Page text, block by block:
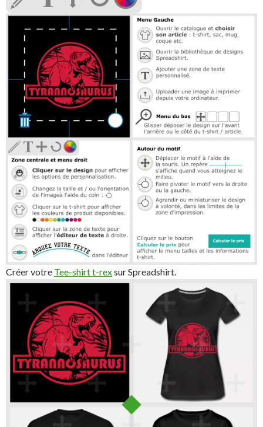
Créer votre Tee-shirt t-rexsur Spreadshirt.